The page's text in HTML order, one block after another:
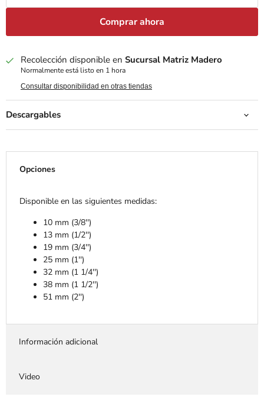
Comprar ahora
Recolección disponible en Sucursal Matriz Madero
Normalmente está listo en 1 hora
Consultar disponibilidad en otras tiendas
Descargables
Opciones
Disponible en las siguientes medidas:
10 mm (3/8'')
13 mm (1/2'')
19 mm (3/4'')
25 mm (1'')
32 mm (1 1/4'')
38 mm (1 1/2'')
51 mm (2'')
Información adicional
Video